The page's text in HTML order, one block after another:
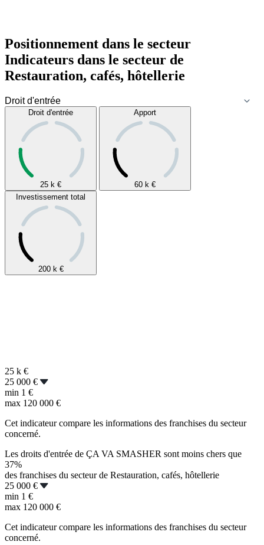
Positionnement dans le secteur
Indicateurs dans le secteur de
Restauration, cafés, hôtellerie
Droit d'entrée
25 k €
Apport
60 k €
Investissement total
200 k €
25 k €
25 000 €
min 1 €
max 120 000 €
Cet indicateur compare les informations des franchises du secteur
concerné.
Les droits d'entrée de ÇA VA SMASHER sont moins chers que
37%
des franchises du secteur de Restauration, cafés, hôtellerie
25 000 €
min 1 €
max 120 000 €
Cet indicateur compare les informations des franchises du secteur
concerné.